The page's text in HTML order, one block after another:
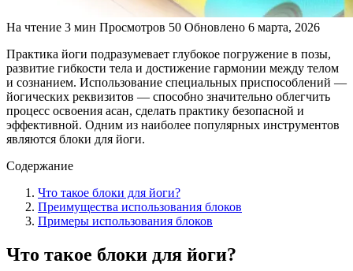
На чтение 3 мин Просмотров 50 Обновлено 6 марта, 2026
Практика йоги подразумевает глубокое погружение в позы,
развитие гибкости тела и достижение гармонии между телом
и сознанием. Использование специальных приспособлений —
йогических реквизитов — способно значительно облегчить
процесс освоения асан, сделать практику безопасной и
эффективной. Одним из наиболее популярных инструментов
являются блоки для йоги.
Содержание
Что такое блоки для йоги?
Преимущества использования блоков
Примеры использования блоков
Что такое блоки для йоги?